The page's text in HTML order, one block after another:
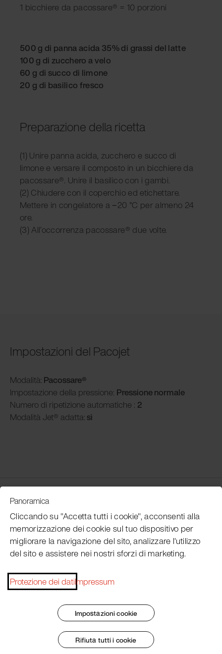
1 bicchiere da pacossare® = 10 porzioni
500 g di panna acida 35% di grassi del latte
100 g di zucchero a velo
60 g di succo di limone
20 g di basilico fresco
Preparazione della ricetta
(1) Unire panna acida, zucchero e succo di
limone e versare il composto in un bicchiere da
pacossare®. Unire il basilico con i gambi.
(2) Chiudere con il coperchio ed etichettare.
Mettere in congelatore a −20 °C per almeno 24
ore.
(3) All’occorrenza pacossare® due volte.
Impostazioni del Pacojet
Modalità: Pacossare®
Impostazione della pressione: Pressione normale
Numero di ripetizione automatiche : 2
Modalità Jet® adatta:sì
Customer Service
Subscribe Pacojet Newsletter
Would you like to be regularly updated on news, event
Termini e condizioni generali
Protezione dei dati
Panoramica
Cliccando su "Accetta tutti i cookie", acconsenti alla
memorizzazione dei cookie sul tuo dispositivo per
migliorare la navigazione del sito, analizzare l'utilizzo
del sito e assistere nei nostri sforzi di marketing.
Protezione dei datiImpressum
Impostazioni cookie
Rifiuta tutti i cookie